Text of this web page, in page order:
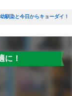
馴染と今日からキョーダイ！
に！